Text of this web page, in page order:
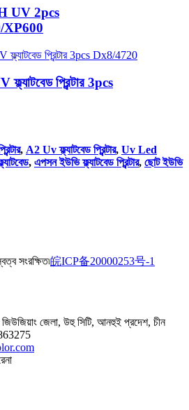
UV 2pcs
XP600
প্রিন্টার 3pcs
, A2 Uv ফ্ল্যাটবেড প্রিন্টার, Uv Led
, এপসন ইউভি ফ্ল্যাটবেড প্রিন্টার, ছোট ইউভি
সংরক্ষিত৷皖ICP备20000253号-1
জেলা, উহু সিটি, আনহুই প্রদেশ, চীন